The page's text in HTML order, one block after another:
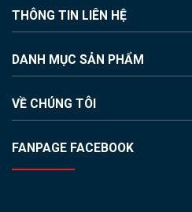
THÔNG TIN LIÊN HỆ
DANH MỤC SẢN PHẨM
VỀ CHÚNG TÔI
FANPAGE FACEBOOK